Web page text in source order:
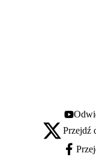
Youtube -
X - otwiera się w
Przejdź
Facebook